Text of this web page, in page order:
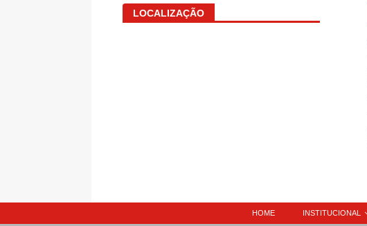
LOCALIZAÇÃO
HOME INSTITUCIONAL